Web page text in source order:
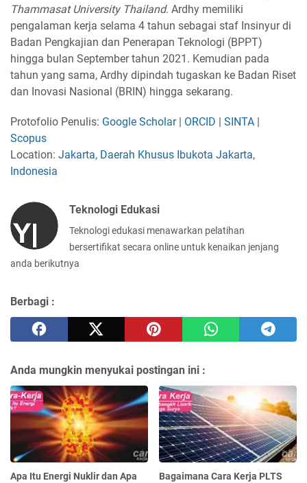
Thammasat University Thailand. Ardhy memiliki
pengalaman kerja selama 4 tahun sebagai staf Insinyur di
Badan Pengkajian dan Penerapan Teknologi (BPPT)
hingga bulan September tahun 2021. Kemudian pada
tahun yang sama, Ardhy dipindah tugaskan ke Badan Riset
dan Inovasi Nasional (BRIN) hingga sekarang.
Protofolio Penulis: Google Scholar| ORCID | SINTA |
Scopus
Location: Jakarta, Daerah Khusus Ibukota Jakarta,
Indonesia
Teknologi Edukasi
Teknologi edukasi menawarkan pelatihan
bersertifikat secara online untuk kenaikan jenjang
anda berikutnya
Berbagi :
Anda mungkin menyukai postingan ini :
Apa Itu Energi Nuklir dan Apa
Bagaimana Cara Kerja PLTS